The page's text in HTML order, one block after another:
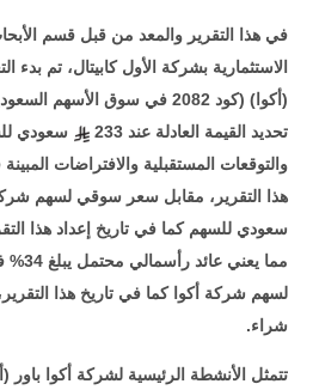
في هذا التقرير والمعد من قبل قسم
الاستثمارية بشركة الأول كابيتال، تم بدء
(أكوا) (كود 2082 في سوق
تحديد القيمة العادلة عند 233
سعودي
والتوقعات المستقبلية والافتراضات
هذا التقرير، مقابل سعر سوقي لسهم شركة
مما
لسهم شركة أكوا كما في تاريخ هذا
شراء.
تتمثل الأنشطة الرئيسية لشركة أكوا باور